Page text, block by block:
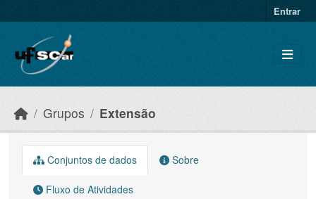
Entrar
Grupos Extensão
Conjuntos de dados Sobre
Fluxo de Atividades